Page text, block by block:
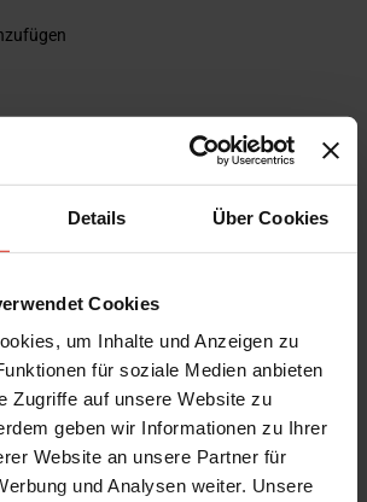
Details Über Cookies
Cookies
um Inhalte und Anzeigen zu
für soziale Medien anbieten
Zugriffe auf unsere Website zu
geben wir Informationen zu Ihrer
Website an unsere Partner für
und Analysen weiter. Unsere
56939
K-Tuned
RBC
45 Grad
Nein
Honda
Accord,Accord Aero Deck
Kein Gutachten oder ABE